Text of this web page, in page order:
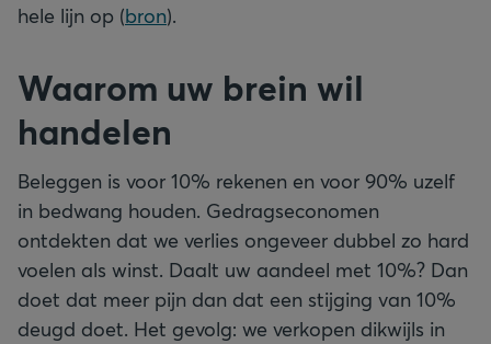
hele lijn op (bron).
Waarom uw brein wil
handelen
Beleggen is voor 10% rekenen en voor 90% uzelf
in bedwang houden. Gedragseconomen
ontdekten dat we verlies ongeveer dubbel zo hard
voelen als winst. Daalt uw aandeel met 10%? Dan
doet dat meer pijn dan dat een stijging van 10%
deugd doet. Het gevolg: we verkopen dikwijls in